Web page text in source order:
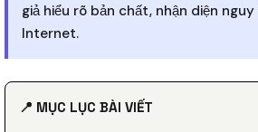
giả hiểu rõ bản chất, nhận diện
Internet.
📍 MỤC LỤC BÀI VIẾT